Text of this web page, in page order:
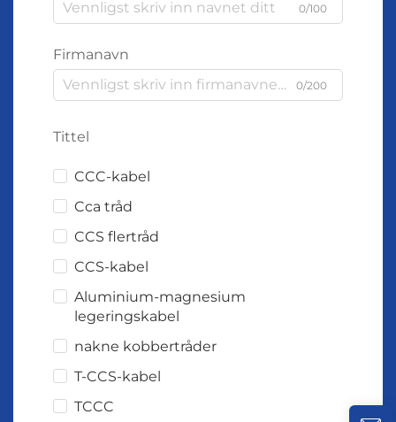
0/100
Firmanavn
0/200
Tittel
CCC-kabel
Cca tråd
CCS flertråd
CCS-kabel
Aluminium-magnesium
legeringskabel
nakne kobbertråder
T-CCS-kabel
TCCC